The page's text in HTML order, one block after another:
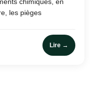
les pièges
Lire →